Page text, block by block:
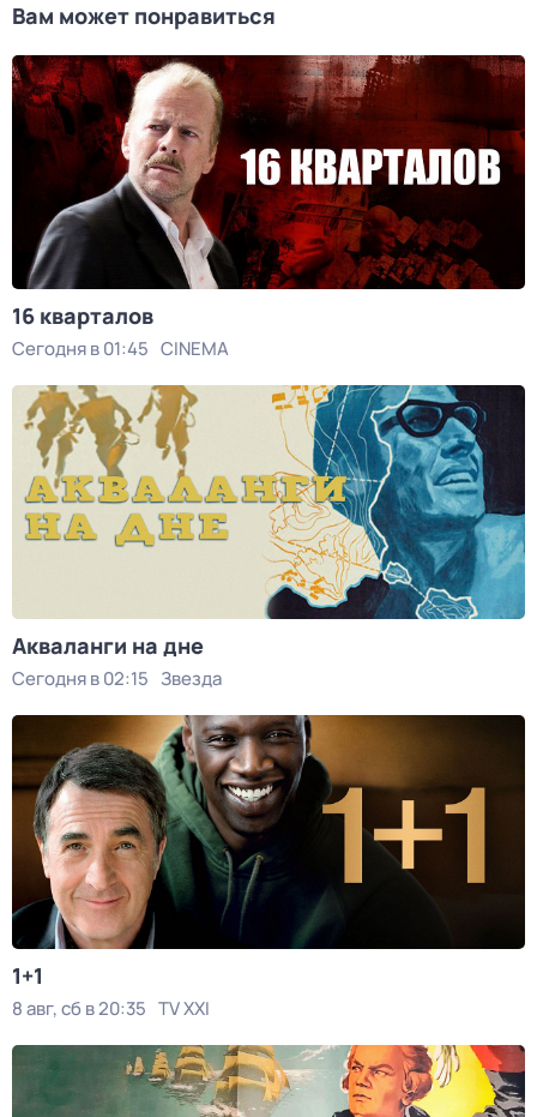
Вам может понравиться
16 кварталов
Сегодня в 01:45 CINEMA
Акваланги на дне
Сегодня в 02:15 Звезда
1+1
8 авг, сб в 20:35 TV XXI